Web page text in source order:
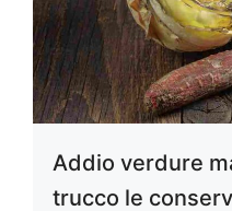
Addio verdure
trucco le